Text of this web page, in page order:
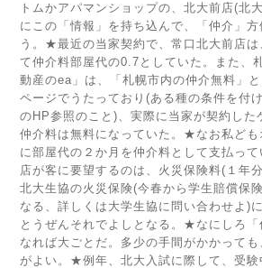
トムかアパマンショップの、北大前店(北
にこの「情報」を持ち込んで、「仲介」
う。★最近の当家契約で、常口北大前店は
て仲介料部屋代の0.7としていた。また、
動産のea」は、「札幌市内の仲介無料」
ページでうたっており(ある種の条件を付
のHP参照のこと)、実際に当家が契約した
仲介料は無料になっていた。★なお私ども
に部屋代の２か月を仲介料として支払っ
店が客に要望するのは、火災保険料(１年
北大生協の火災保険(今春から学生賠償保
なる、詳しくは大学生協に問い合わせよ)
とうぜんそれでよしとなる。★なにしろ「
なれば大ごとだ。多少の手間がかかって
がよい。★例年、北大入試に際して、受験